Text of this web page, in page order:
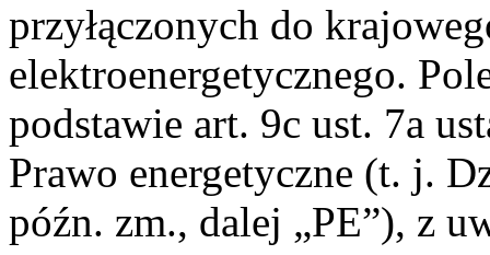
przyłączonych do
elektroenergetycznego.
podstawie art. 9c ust. 7a
Prawo energetyczne (t. j.
późn. zm., dalej „PE”), z